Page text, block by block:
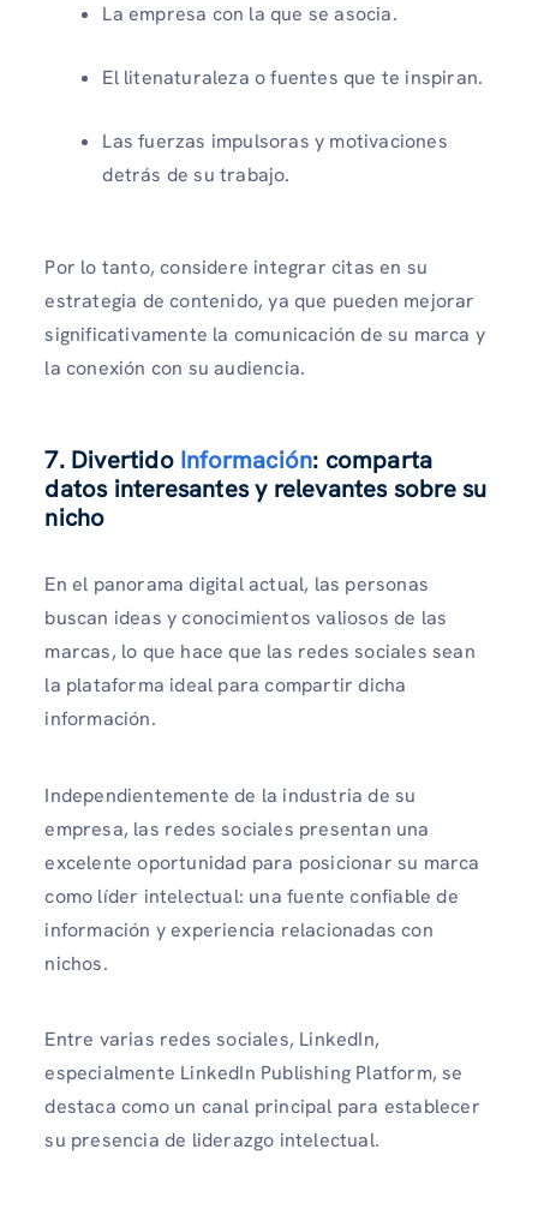
La empresa con la que se asocia.
El litenaturaleza o fuentes que te inspiran.
Las fuerzas impulsoras y motivaciones
detrás de su trabajo.
Por lo tanto, considere integrar citas en su
estrategia de contenido, ya que pueden mejorar
significativamente la comunicación de su marca y
la conexión con su audiencia.
7. Divertido Información: comparta
datos interesantes y relevantes sobre su
nicho
En el panorama digital actual, las personas
buscan ideas y conocimientos valiosos de las
marcas, lo que hace que las redes sociales sean
la plataforma ideal para compartir dicha
información.
Independientemente de la industria de su
empresa, las redes sociales presentan una
excelente oportunidad para posicionar su marca
como líder intelectual: una fuente confiable de
información y experiencia relacionadas con
nichos.
Entre varias redes sociales, LinkedIn,
especialmente LinkedIn Publishing Platform, se
destaca como un canal principal para establecer
su presencia de liderazgo intelectual.